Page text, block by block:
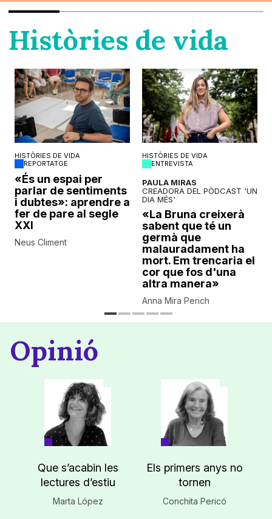
Històries de vida
HISTÒRIES DE VIDA
REPORTATGE
«És un espai per
parlar de sentiments
i dubtes»: aprendre a
fer de pare al segle
XXI
Neus Climent
HISTÒRIES DE VIDA
ENTREVISTA
PAULA MIRAS
CREADORA DEL PÒDCAST 'UN
DIA MÉS'
«La Bruna creixerà
sabent que té un
germà que
malauradament ha
mort. Em trencaria el
cor que fos d'una
altra manera»
Anna Mira Perich
Opinió
Que s’acabin les
lectures d’estiu
Marta López
Els primers anys no
tornen
Conchita Pericó